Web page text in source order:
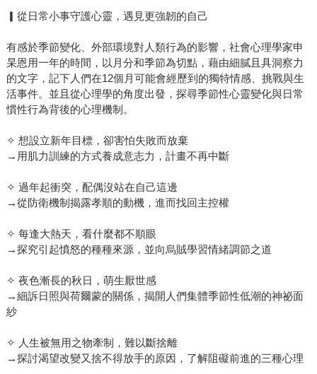
▎從日常小事守護心靈，遇見更強韌的自己
有感於季節變化、外部環境對人類行為的影響，社會心理學家申
杲恩用一年的時間，以月分和季節為切點，藉由細膩且具洞察力
的文字，記下人們在12個月可能會經歷到的獨特情感、挑戰與生
活事件。並且從心理學的角度出發，探尋季節性心靈變化與日常
慣性行為背後的心理機制。
✧ 想設立新年目標，卻害怕失敗而放棄
→用肌力訓練的方式養成意志力，計畫不再中斷
✧ 過年起衝突，配偶沒站在自己這邊
→從防衛機制揭露孝順的動機，進而找回主控權
✧ 每逢大熱天，看什麼都不順眼
→探究引起憤怒的種種來源，並向烏賊學習情緒調節之道
✧ 夜色漸長的秋日，萌生厭世感
→細訴日照與荷爾蒙的關係，揭開人們集體季節性低潮的神祕面
紗
✧ 人生被無用之物牽制，難以斷捨離
→探討渴望改變又捨不得放手的原因，了解阻礙前進的三種心理